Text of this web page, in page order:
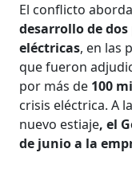
El conflicto
desarrollo de
eléctricas, en las
que fueron
por más de 100
crisis eléctrica. A
nuevo estiaje, el
de junio a la